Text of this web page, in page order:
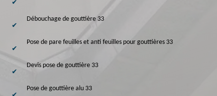
Débouchage de gouttière 33
Pose de pare feuilles et anti feuilles pour gouttières 33
Devis pose de gouttière 33
Pose de gouttière alu 33